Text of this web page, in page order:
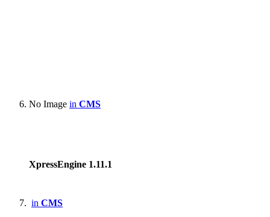
No Image in CMS
XpressEngine 1.11.1
in CMS